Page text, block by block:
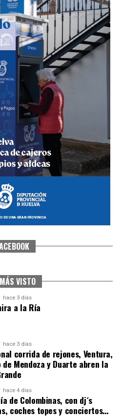
FIESTAS COLOMBINAS
COLOMBINAS 2026
FIESTAS COLOMBINAS
2026
VISTO
hace 3 días
a la Ría
hace 3 días
corrida de rejones, Ventura,
de Mendoza y Duarte abren la
hace 4 días
de Colombinas, con dj´s
coches topes y conciertos…